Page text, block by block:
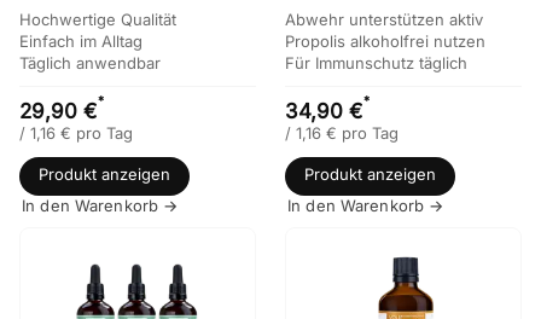
täglich
Hochwertige Qualität
Einfach im Alltag
Täglich anwendbar
29,90 €*
/ 1,16 € pro Tag
Produkt anzeigen
In den Warenkorb →
Abwehr unterstützen aktiv
Propolis alkoholfrei nutzen
Für Immunschutz täglich
34,90 €*
/ 1,16 € pro Tag
Produkt anzeigen
In den Warenkorb →